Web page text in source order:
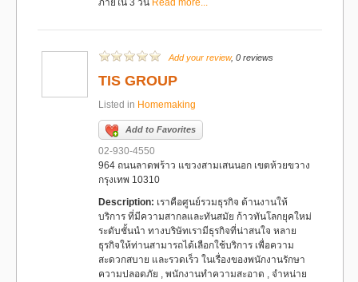
ภายใน 3 วัน Read more...
Add your review, 0 reviews
TIS GROUP
Listed in Homemaking
Add to Favorites
02-930-4550
964 ถนนลาดพร้าว แขวงสามเสนนอก เขตห้วยขวาง
กรุงเทพ 10310
Description: เราคือศูนย์รวมธุรกิจ ด้านงานให้
บริการ ที่มีความสากลและทันสมัย ก้าวทันโลกยุคใหม่
ระดับชั้นนำ ทางบริษัทเรามีธุรกิจที่น่าสนใจ หลาย
ธุรกิจให้ท่านสามารถได้เลือกใช้บริการ เพื่อความ
สะดวกสบาย และรวดเร็ว ในเรื่องของพนักงานรักษา
ความปลอดภัย , พนักงานทำความสะอาด , จำหน่าย